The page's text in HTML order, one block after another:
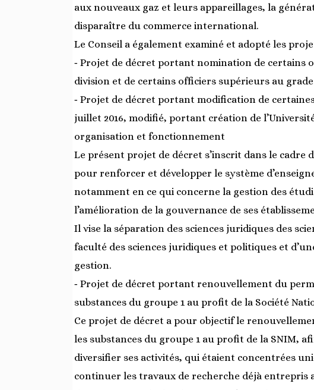
aux nouveaux gaz et leurs appareillages, la
disparaître du commerce international.
Le Conseil a également examiné et adopté les
‐ Projet de décret portant nomination de certains
division et de certains officiers supérieurs au
‐ Projet de décret portant modification de
juillet 2016, modifié, portant création de
organisation et fonctionnement
Le présent projet de décret s’inscrit dans le
pour renforcer et développer le système
notamment en ce qui concerne la gestion des
l’amélioration de la gouvernance de ses
Il vise la séparation des sciences juridiques des
faculté des sciences juridiques et politiques et
gestion.
‐ Projet de décret portant renouvellement du
substances du groupe 1 au profit de la Société
Ce projet de décret a pour objectif le
les substances du groupe 1 au profit de la SNIM,
diversifier ses activités, qui étaient concentrées
continuer les travaux de recherche déjà entrepris